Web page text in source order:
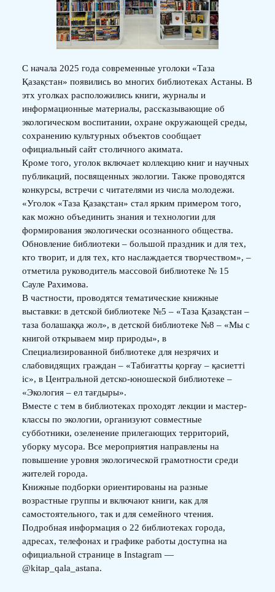
С начала 2025 года современные уголоки «Таза
Қазақстан» появились во многих библиотеках Астаны. В
этх уголках расположились книги, журналы и
информационные материалы, рассказывающие об
экологическом воспитании, охране окружающей среды,
сохранению культурных объектов сообщает
официальный сайт столичного акимата.
Кроме того, уголок включает коллекцию книг и научных
публикаций, посвященных экологии. Также проводятся
конкурсы, встречи с читателями из числа молодежи.
«Уголок «Таза Қазақстан» стал ярким примером того,
как можно объединить знания и технологии для
формирования экологически осознанного общества.
Обновление библиотеки – большой праздник и для тех,
кто творит, и для тех, кто наслаждается творчеством», –
отметила руководитель массовой библиотеке № 15
Сауле Рахимова.
В частности, проводятся тематические книжные
выставки: в детской библиотеке №5 – «Таза Қазақстан –
таза болашаққа жол», в детской библиотеке №8 – «Мы с
книгой открываем мир природы», в
Специализированной библиотеке для незрячих и
слабовидящих граждан – «Табиғатты қорғау – қасиетті
іс», в Центральной детско-юношеской библиотеке –
«Экология – ел тағдыры».
Вместе с тем в библиотеках проходят лекции и мастер-
классы по экологии, организуют совместные
субботники, озеленение прилегающих территорий,
уборку мусора. Все мероприятия направлены на
повышение уровня экологической грамотности среди
жителей города.
Книжные подборки ориентированы на разные
возрастные группы и включают книги, как для
самостоятельного, так и для семейного чтения.
Подробная информация о 22 библиотеках города,
адресах, телефонах и графике работы доступна на
официальной странице в Instagram —
@kitap_qala_astana.